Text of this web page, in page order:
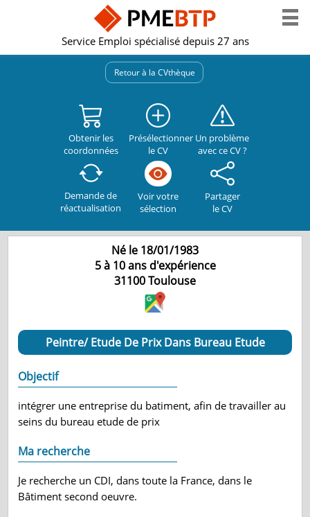
Service Emploi spécialisé depuis 27 ans
Retour à la CVthèque
Obtenir les
coordonnées
Présélectionner
le CV
Un problème
avec ce CV ?
Demande de
réactualisation
Voir votre
sélection
Partager
le CV
Né le 18/01/1983
5 à 10 ans d'expérience
31100Toulouse
Peintre/ Etude De Prix Dans Bureau Etude
Objectif
intégrer une entreprise du batiment, afin de travailler au
seins du bureau etude de prix
Ma recherche
Je recherche un CDI, dans toute la France, dans le
Bâtiment second oeuvre.